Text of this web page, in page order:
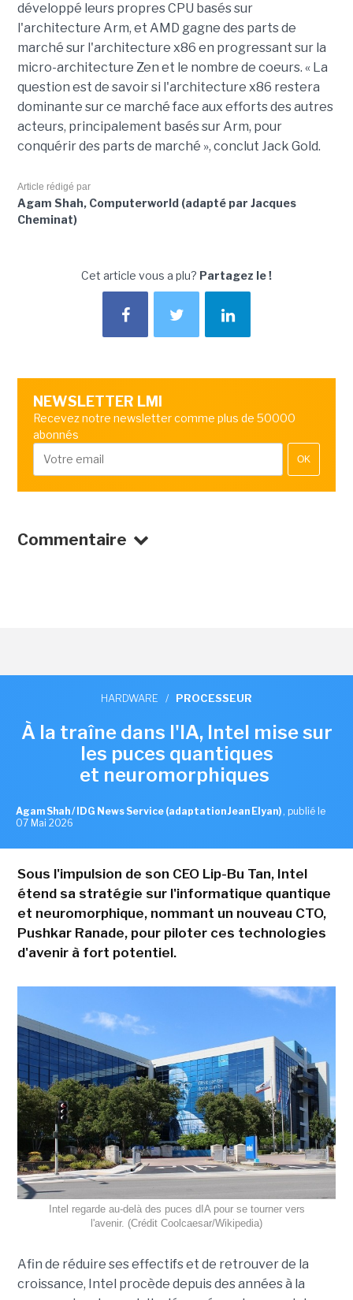
développé leurs propres CPU basés sur
l'architecture Arm, et AMD gagne des parts de
marché sur l'architecture x86 en progressant sur la
micro-architecture Zen et le nombre de coeurs. « La
question est de savoir si l'architecture x86 restera
dominante sur ce marché face aux efforts des autres
acteurs, principalement basés sur Arm, pour
conquérir des parts de marché », conclut Jack Gold.
Article rédigé par
Agam Shah, Computerworld (adapté par Jacques
Cheminat)
Cet article vous a plu? Partagez le !
NEWSLETTER LMI
Recevez notre newsletter comme plus de 50000
abonnés
OK
Commentaire
HARDWARE / PROCESSEUR
À la traîne dans l'IA, Intel mise sur
les puces quantiques
et neuromorphiques
Agam Shah / IDG News Service (adaptation Jean Elyan) , publié le
07 Mai 2026
Sous l'impulsion de son CEO Lip-Bu Tan, Intel
étend sa stratégie sur l'informatique quantique
et neuromorphique, nommant un nouveau CTO,
Pushkar Ranade, pour piloter ces technologies
d'avenir à fort potentiel.
Intel regarde au-delà des puces dIA pour se tourner vers
l'avenir. (Crédit Coolcaesar/Wikipedia)
Afin de réduire ses effectifs et de retrouver de la
croissance, Intel procède depuis des années à la